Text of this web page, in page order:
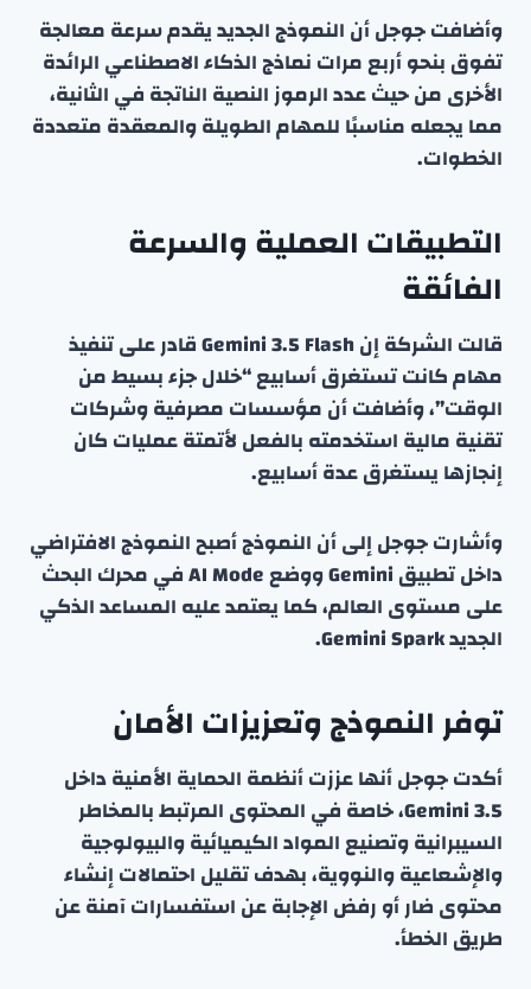
وأضافت جوجل أن النموذج الجديد يقدم سرعة معالجة
تفوق بنحو أربع مرات نماذج الذكاء الاصطناعي الرائدة
الأخرى من حيث عدد الرموز النصية الناتجة في الثانية،
مما يجعله مناسبًا للمهام الطويلة والمعقدة متعددة
الخطوات.
التطبيقات العملية والسرعة
الفائقة
قالت الشركة إن Gemini 3.5 Flash قادر على تنفيذ
مهام كانت تستغرق أسابيع “خلال جزء بسيط من
الوقت”، وأضافت أن مؤسسات مصرفية وشركات
تقنية مالية استخدمته بالفعل لأتمتة عمليات كان
إنجازها يستغرق عدة أسابيع.
وأشارت جوجل إلى أن النموذج أصبح النموذج الافتراضي
داخل تطبيق Gemini ووضع AI Mode في محرك البحث
على مستوى العالم، كما يعتمد عليه المساعد الذكي
الجديد Gemini Spark.
توفر النموذج وتعزيزات الأمان
أكدت جوجل أنها عززت أنظمة الحماية الأمنية داخل
Gemini 3.5، خاصة في المحتوى المرتبط بالمخاطر
السيبرانية وتصنيع المواد الكيميائية والبيولوجية
والإشعاعية والنووية، بهدف تقليل احتمالات إنشاء
محتوى ضار أو رفض الإجابة عن استفسارات آمنة عن
طريق الخطأ.